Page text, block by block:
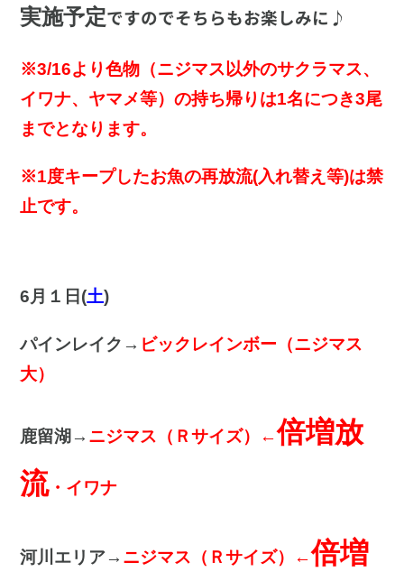
実施予定ですのでそちらもお楽しみに♪
※3/16より色物（ニジマス以外のサクラマス、
イワナ、ヤマメ等）の持ち帰りは1名につき3尾
までとなります。
※1度キープしたお魚の再放流(入れ替え等)は禁
止です。
6月１日(土)
パインレイク→ ビックレインボー（ニジマス
大）
鹿留湖→ ニジマス（Ｒサイズ）←倍増放
流・イワナ
河川エリア→ ニジマス（Ｒサイズ）←倍増